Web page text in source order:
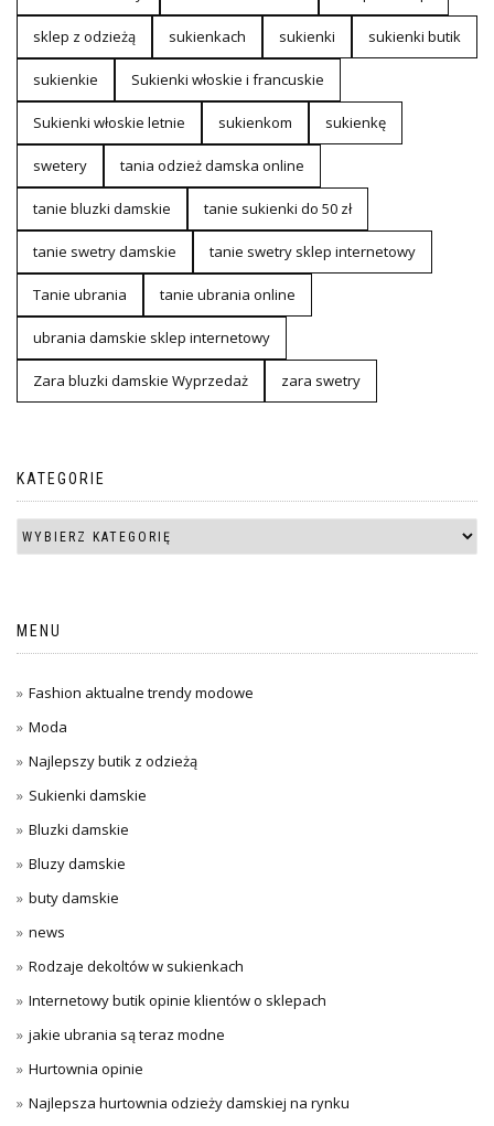
sklep z odzieżą sukienkach sukienki sukienki butik
sukienkie Sukienki włoskie i francuskie
Sukienki włoskie letnie sukienkom sukienkę
swetery tania odzież damska online
tanie bluzki damskie tanie sukienki do 50 zł
tanie swetry damskie tanie swetry sklep internetowy
Tanie ubrania tanie ubrania online
ubrania damskie sklep internetowy
Zara bluzki damskie Wyprzedaż zara swetry
KATEGORIE
MENU
Fashion aktualne trendy modowe
Moda
Najlepszy butik z odzieżą
Sukienki damskie
Bluzki damskie
Bluzy damskie
buty damskie
news
Rodzaje dekoltów w sukienkach
Internetowy butik opinie klientów o sklepach
jakie ubrania są teraz modne
Hurtownia opinie
Najlepsza hurtownia odzieży damskiej na rynku